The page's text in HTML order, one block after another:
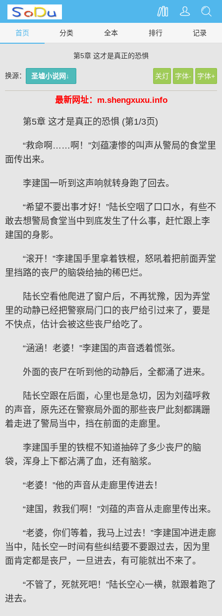
首页 分类 全本 排行 记录
第5章 这才是真正的恐惧
换源： 圣墟小说网↓ 关灯 字体- 字体+
最新网址：m.shengxuxu.info
第5章 这才是真正的恐惧 (第1/3页)
“救命啊……啊！”刘蕴凄惨的叫声从警局的食堂里
面传出来。
李建国一听到这声响就转身跑了回去。
“希望不要出事才好！”陆长空咽了口口水，有些不
敢去想警局食堂当中到底发生了什么事，赶忙跟上李
建国的身影。
“滚开！”李建国手里拿着铁棍，怒吼着把前面弄堂
里挡路的丧尸的脑袋给抽的稀巴烂。
陆长空看他爬进了窗户后，不再犹豫，因为弄堂
里的动静已经把警察局门口的丧尸给引过来了，要是
不快点，估计会被这些丧尸给吃了。
“涵涵！老婆！”李建国的声音透着慌张。
外面的丧尸在听到他的动静后，全都涌了进来。
陆长空跟在后面，心里也是急切，因为刘蕴呼救
的声音，原先还在警察局外面的那些丧尸此刻都蹒跚
着走进了警局当中，挡在前面的走廊里。
李建国手里的铁棍不知道抽碎了多少丧尸的脑
袋，浑身上下都沾满了血，还有脑浆。
“老婆！”他的声音从走廊里传进去！
“建国，救我们啊！”刘蕴的声音从走廊里传出来。
“老婆，你们等着，我马上过去！”李建国冲进走廊
当中，陆长空一时间有些纠结要不要跟过去，因为里
面肯定都是丧尸，一旦进去，有可能就出不来了。
“不管了，死就死吧！”陆长空心一横，就跟着跑了
进去。